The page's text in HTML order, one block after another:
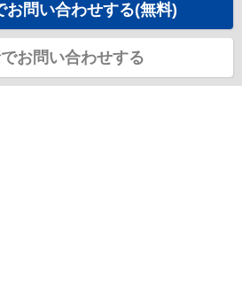
お問い合わせする(無料)
お問い合わせする